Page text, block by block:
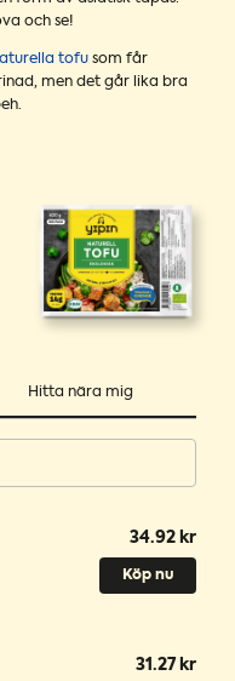
och se!
tofu som får
men det går lika bra
Hitta nära mig
34.92 kr
Köp nu
31.27 kr